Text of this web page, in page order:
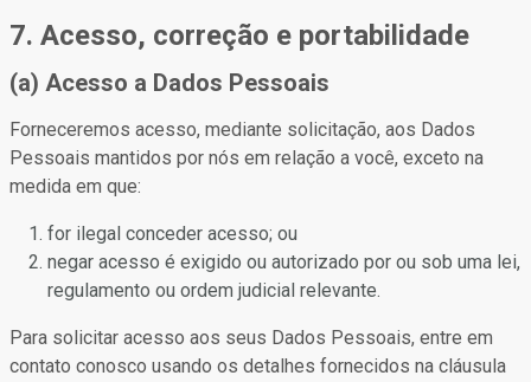
7. Acesso, correção e portabilidade
(a) Acesso a Dados Pessoais
Forneceremos acesso, mediante solicitação, aos Dados
Pessoais mantidos por nós em relação a você, exceto na
medida em que:
for ilegal conceder acesso; ou
negar acesso é exigido ou autorizado por ou sob uma lei,
regulamento ou ordem judicial relevante.
Para solicitar acesso aos seus Dados Pessoais, entre em
contato conosco usando os detalhes fornecidos na cláusula